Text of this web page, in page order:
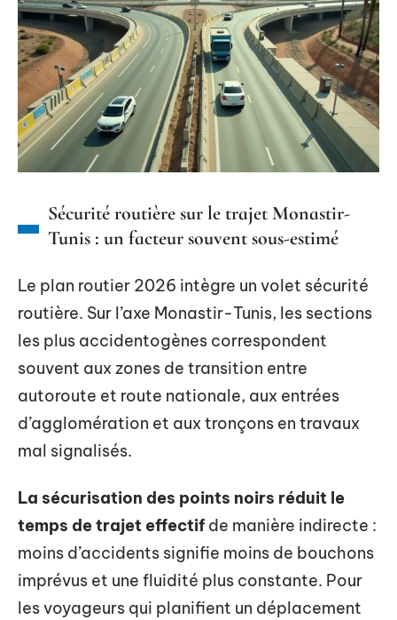
Sécurité routière sur le trajet Monastir-
Tunis : un facteur souvent sous-estimé
Le plan routier 2026 intègre un volet sécurité
routière. Sur l’axe Monastir-Tunis, les sections
les plus accidentogènes correspondent
souvent aux zones de transition entre
autoroute et route nationale, aux entrées
d’agglomération et aux tronçons en travaux
mal signalisés.
La sécurisation des points noirs réduit le
temps de trajet effectif de manière indirecte :
moins d’accidents signifie moins de bouchons
imprévus et une fluidité plus constante. Pour
les voyageurs qui planifient un déplacement